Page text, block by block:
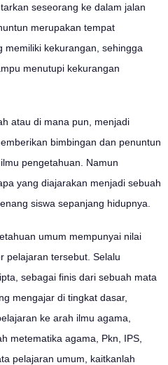
seseorang ke dalam jalan
merupakan tempat
memiliki kekurangan, sehingga
menutupi kekurangan
atau di mana pun, menjadi
bimbingan dan penuntun
pengetahuan. Namun
yang diajarakan menjadi sebuah
siswa sepanjang hidupnya.
umum mempunyai nilai
pelajaran tersebut. Selalu
sebagai finis dari sebuah mata
mengajar di tingkat dasar,
ke arah ilmu agama,
metematika agama, Pkn, IPS,
pelajaran umum, kaitkanlah